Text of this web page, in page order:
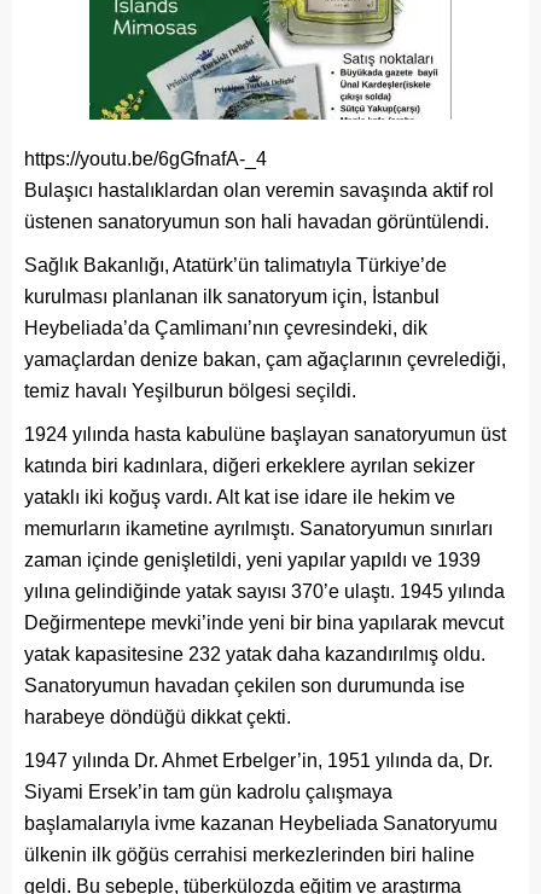
https://youtu.be/6gGfnafA-_4
Bulaşıcı hastalıklardan olan veremin savaşında aktif rol
üstenen sanatoryumun son hali havadan görüntülendi.
Sağlık Bakanlığı, Atatürk’ün talimatıyla Türkiye’de
kurulması planlanan ilk sanatoryum için, İstanbul
Heybeliada’da Çamlimanı’nın çevresindeki, dik
yamaçlardan denize bakan, çam ağaçlarının çevrelediği,
temiz havalı Yeşilburun bölgesi seçildi.
1924 yılında hasta kabulüne başlayan sanatoryumun üst
katında biri kadınlara, diğeri erkeklere ayrılan sekizer
yataklı iki koğuş vardı. Alt kat ise idare ile hekim ve
memurların ikametine ayrılmıştı. Sanatoryumun sınırları
zaman içinde genişletildi, yeni yapılar yapıldı ve 1939
yılına gelindiğinde yatak sayısı 370’e ulaştı. 1945 yılında
Değirmentepe mevki’inde yeni bir bina yapılarak mevcut
yatak kapasitesine 232 yatak daha kazandırılmış oldu.
Sanatoryumun havadan çekilen son durumunda ise
harabeye döndüğü dikkat çekti.
1947 yılında Dr. Ahmet Erbelger’in, 1951 yılında da, Dr.
Siyami Ersek’in tam gün kadrolu çalışmaya
başlamalarıyla ivme kazanan Heybeliada Sanatoryumu
ülkenin ilk göğüs cerrahisi merkezlerinden biri haline
geldi. Bu sebeple, tüberkülozda eğitim ve araştırma